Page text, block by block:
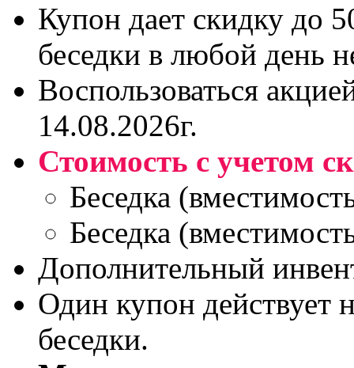
Купон дает скидку до
беседки в любой день
Воспользоваться
14.08.2026г.
Стоимость с учетом
Беседка
Беседка
Дополнительный
Один купон действует
беседки.